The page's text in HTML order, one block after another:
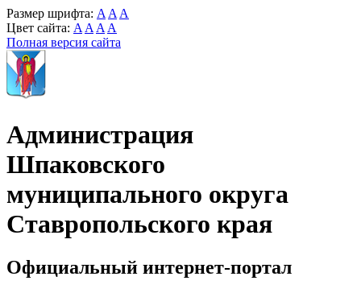
Размер шрифта: A A A
Цвет сайта: A A A A
Полная версия сайта
Администрация
Шпаковского
муниципального округа
Ставропольского края
Официальный интернет-портал